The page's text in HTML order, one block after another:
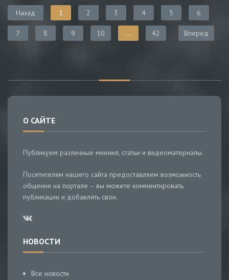
Назад 1 2 3 4 5 6
7 8 9 10 ... 42 Вперед
О САЙТЕ
Публикуем различные мнения, статьи и видеоматериалы.
Посетителям нашего сайта предоставляем возможность
общения на портале – вы можете комментировать
публикации и добавлять свои.
НОВОСТИ
Все новости